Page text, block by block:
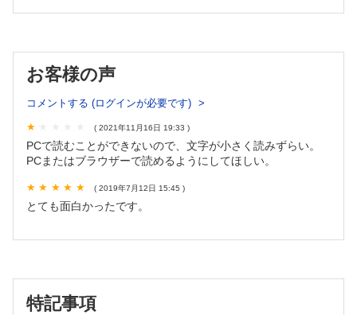
９ 駆虫薬海人草と興奮毒性物質
11 海綿由来の特異なヌクレオシドと抗ウイルス薬
12 カリブ海産ホヤからの抗がん剤
13 日本産海綿から生まれた抗がん剤
お客様の声
コメントする (ログインが必要です)
( 2021年11月16日 19:33 )
PCで読むことができないので、文字が小さく読みずらい。
PCまたはブラウザーで読めるようにしてほしい。
( 2019年7月12日 15:45 )
とても面白かったです。
特記事項